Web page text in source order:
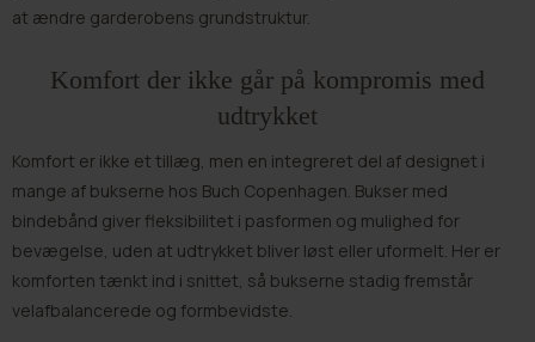
at ændre garderobens grundstruktur.
Komfort der ikke går på kompromis med
udtrykket
Komfort er ikke et tillæg, men en integreret del af designet i
mange af bukserne hos Buch Copenhagen. Bukser med
bindebånd giver fleksibilitet i pasformen og mulighed for
bevægelse, uden at udtrykket bliver løst eller uformelt. Her er
komforten tænkt ind i snittet, så bukserne stadig fremstår
velafbalancerede og formbevidste.